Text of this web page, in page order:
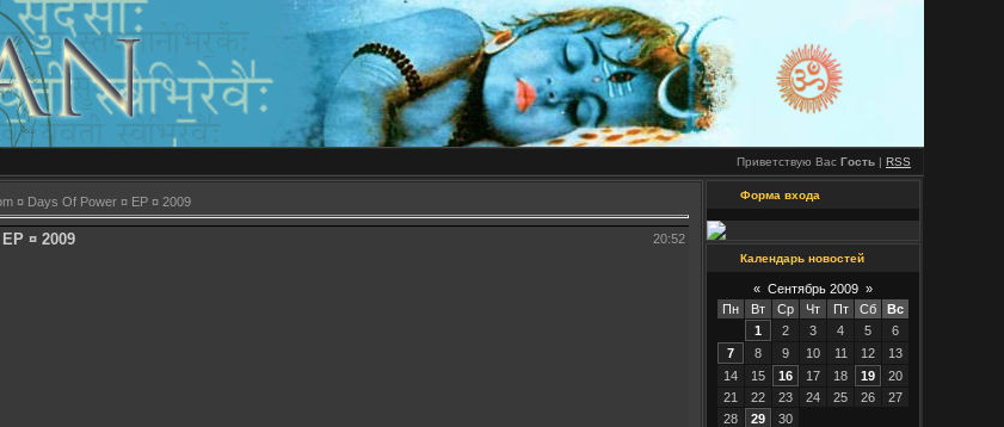
Приветствую Вас Гость | RSS
¤ Days Of Power ¤ EP ¤ 2009
¤ 2009 20:52
Форма входа
Календарь новостей
« Сентябрь 2009 »
Пн
Вт Ср Чт Пт Сб
Вс
1
2 3 4 5
6
7
8 9 10 11 12
13
14
15 16 17 18 19
20
21
22 23 24 25 26
27
28
29 30